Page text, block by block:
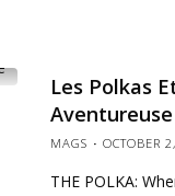
Les Polkas
Aventureuse
MAGS OCTOBER
THE POLKA: